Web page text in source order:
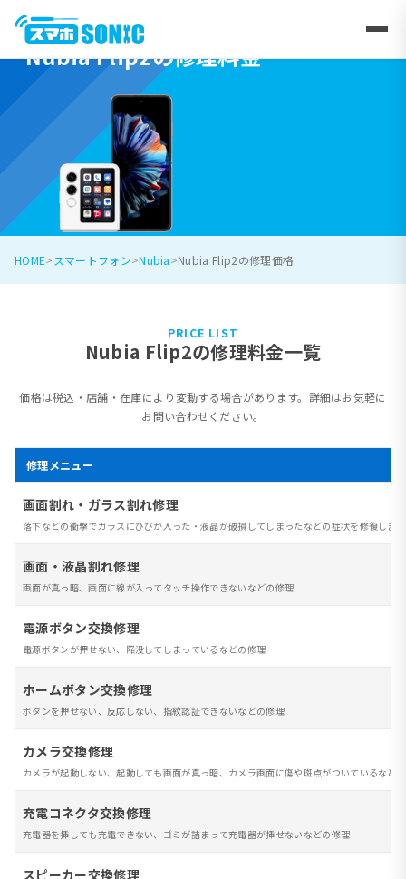
Nubia Flip2の修理料金
HOME スマートフォン Nubia Nubia Flip2の修理価格
PRICE LIST
Nubia Flip2の修理料金一覧
価格は税込・店舗・在庫により変動する場合があります。詳細はお気軽に
お問い合わせください。
修理メニュー
画面割れ・ガラス割れ修理
落下などの衝撃でガラスにひびが入った・液晶が破損してしまったなどの症状を修復しま
画面・液晶割れ修理
画面が真っ暗、画面に線が入ってタッチ操作できないなどの修理
電源ボタン交換修理
電源ボタンが押せない、陥没してしまっているなどの修理
ホームボタン交換修理
ボタンを押せない、反応しない、指紋認証できないなどの修理
カメラ交換修理
カメラが起動しない、起動しても画面が真っ暗、カメラ画面に傷や斑点がついているなど
充電コネクタ交換修理
充電器を挿しても充電できない、ゴミが詰まって充電器が挿せないなどの修理
スピーカー交換修理